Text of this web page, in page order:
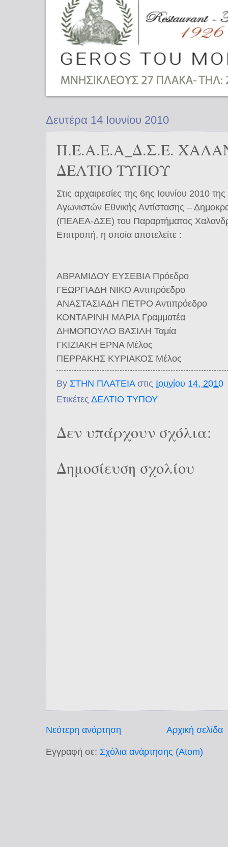
Δευτέρα 14 Ιουνίου 2010
Π.Ε.Α.Ε.Α_Δ.Σ.Ε.
ΔΕΛΤΙΟ ΤΥΠΟΥ
Στις αρχαιρεσίες της 6ης Ιουνίου 2010
Αγωνιστών Εθνικής Αντίστασης –
(ΠΕΑΕΑ-ΔΣΕ) του Παραρτήματος
Επιτροπή, η οποία αποτελείτε :
ΑΒΡΑΜΙΔΟΥ ΕΥΣΕΒΙΑ Πρόεδρο
ΓΕΩΡΓΙΑΔΗ ΝΙΚΟ Αντιπρόεδρο
ΑΝΑΣΤΑΣΙΑΔΗ ΠΕΤΡΟ Αντιπρόεδρο
ΚΟΝΤΑΡΙΝΗ ΜΑΡΙΑ Γραμματέα
ΔΗΜΟΠΟΥΛΟ ΒΑΣΙΛΗ Ταμία
ΓΚΙΖΙΑΚΗ ΕΡΝΑ Μέλος
ΠΕΡΡΑΚΗΣ ΚΥΡΙΑΚΟΣ Μέλος
By ΣΤΗΝ ΠΛΑΤΕΙΑ στις Ιουνίου 14, 2010
Ετικέτες ΔΕΛΤΙΟ ΤΥΠΟΥ
Δεν υπάρχουν σχόλια:
Δημοσίευση σχολίου
Νεότερη ανάρτηση Αρχική σελίδα
Εγγραφή σε: Σχόλια ανάρτησης (Atom)